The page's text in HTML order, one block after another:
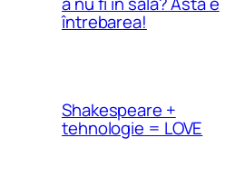
întrebarea!
Shakespeare +
tehnologie = LOVE